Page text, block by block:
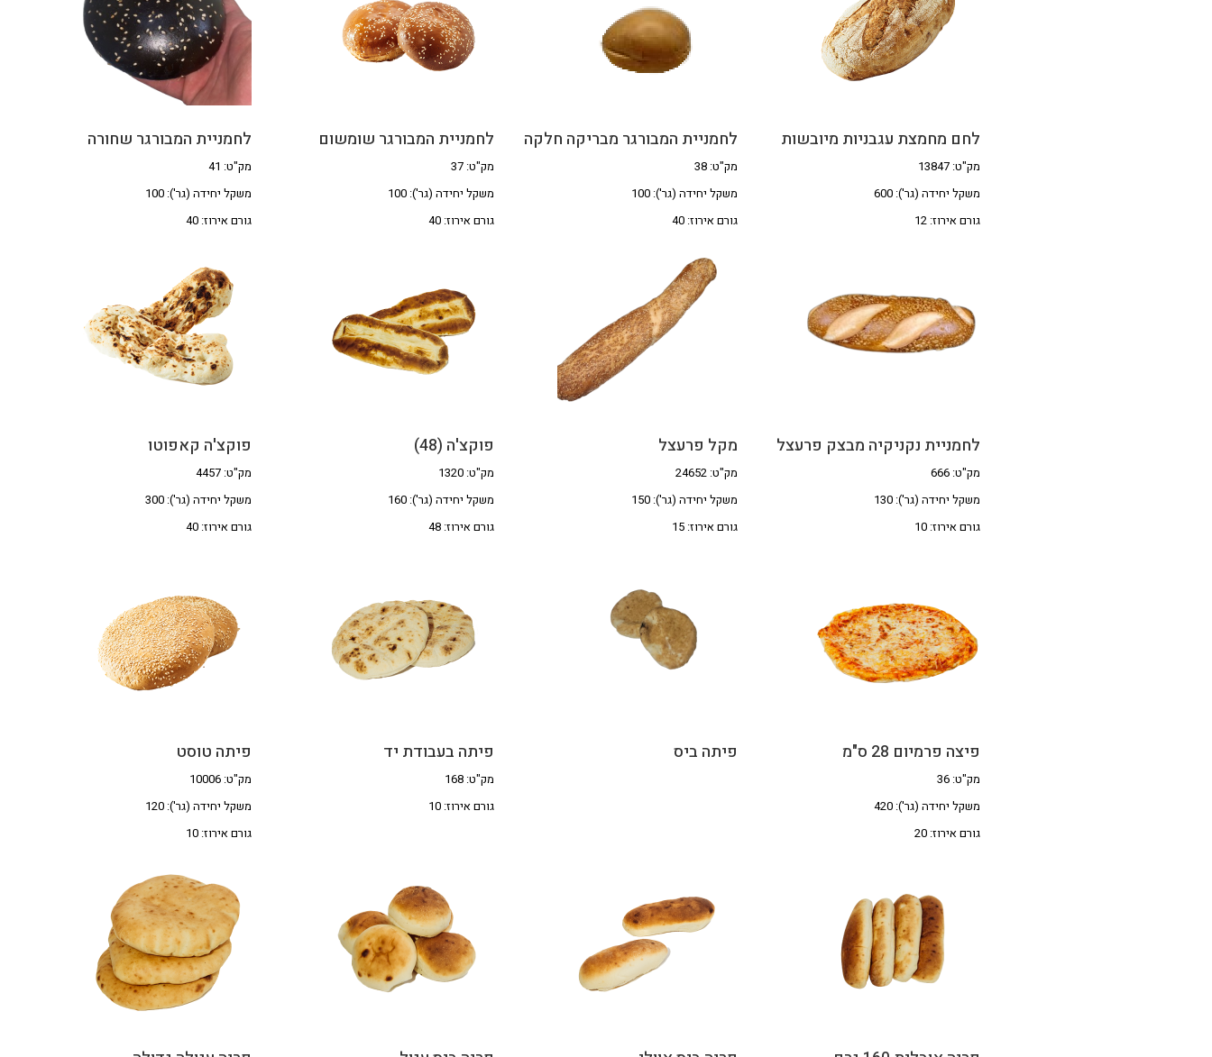
לחם מחמצת עגבניות מיובשות
מק"ט: 13847
משקל יחידה (גר'): 600
גורם אירוז: 12
לחמניית המבורגר מבריקה חלקה
מק"ט: 38
משקל יחידה (גר'): 100
גורם אירוז: 40
לחמניית המבורגר שומשום
מק"ט: 37
משקל יחידה (גר'): 100
גורם אירוז: 40
לחמניית המבורגר שחורה
מק"ט: 41
משקל יחידה (גר'): 100
גורם אירוז: 40
לחמניית נקניקיה מבצק פרעצל
מק"ט: 666
משקל יחידה (גר'): 130
גורם אירוז: 10
מקל פרעצל
מק"ט: 24652
משקל יחידה (גר'): 150
גורם אירוז: 15
פוקצ'ה (48)
מק"ט: 1320
משקל יחידה (גר'): 160
גורם אירוז: 48
פוקצ'ה קאפוטו
מק"ט: 4457
משקל יחידה (גר'): 300
גורם אירוז: 40
פיצה פרמיום 28 ס"מ
מק"ט: 36
משקל יחידה (גר'): 420
גורם אירוז: 20
פיתה ביס פיתה בעבודת יד
מק"ט: 168
גורם אירוז: 10
פיתה טוסט
מק"ט: 10006
משקל יחידה (גר'): 120
גורם אירוז: 10